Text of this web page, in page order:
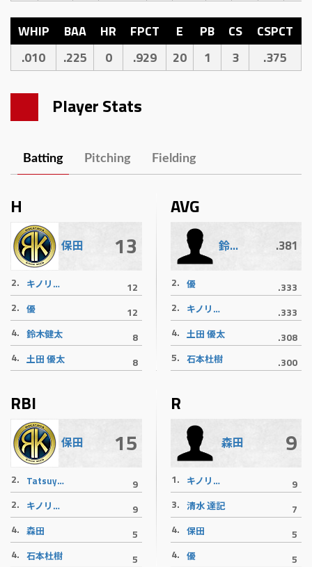
WHIP BAA HR FPCT E PB CS
CSPCT
.010
.225 0 .929 20 1 3 .375
Player Stats
Batting Pitching Fielding
H
保田 13
2. キノリバース御意見番
12
2. 優
12
4. 鈴木健太
8
4. 土田 優太 8
AVG
鈴木健太 .381
2. 優
.333
2.
キノリバース御意見番
.333
4. 土田 優太
.308
5. 石本杜樹 .300
RBI
保田 15
2. Tatsuya Bon Hakozaki
9
2.
キノリバース御意見番
9
4. 森田
5
4. 石本杜樹 5
R
森田 9
1. キノリバース御意見番
9
3. 清水 達記
7
4. 保田
5
4. 優 5